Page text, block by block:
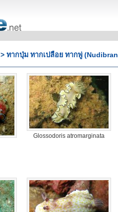
>ทากปุ่ม ทากเปลือย ทากพู่
Glossodoris atromarginata